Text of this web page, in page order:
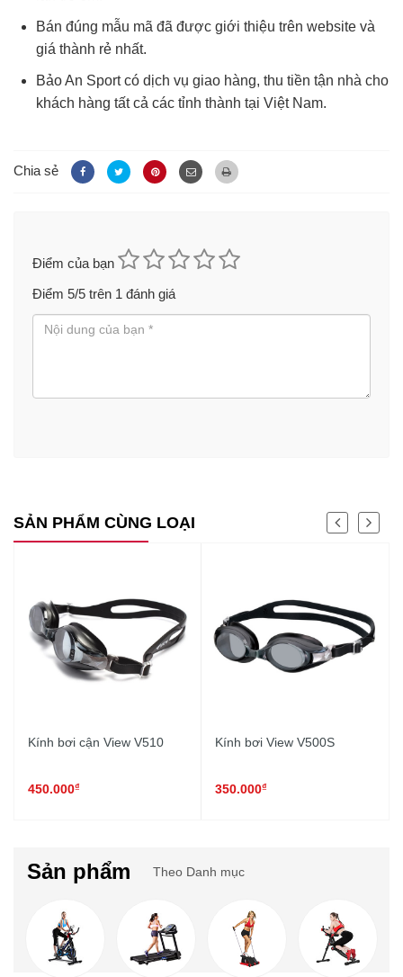
Bán đúng mẫu mã đã được giới thiệu trên website và
giá thành rẻ nhất.
Bảo An Sport có dịch vụ giao hàng, thu tiền tận nhà cho
khách hàng tất cả các tỉnh thành tại Việt Nam.
Chia sẻ
Điểm của bạn
Điểm 5/5 trên 1 đánh giá
SẢN PHẨM CÙNG LOẠI
Kính bơi cận View V510
450.000₫
Kính bơi View V500S
350.000₫
Sản phẩm Theo Danh mục